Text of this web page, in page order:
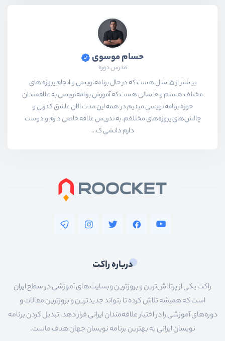
حسام موسوی
مدرس دوره
بیشتر از ۱۵ سال هست که در حال برنامه‌نویسی و انجام پروژه های
مختلف هستم و ۱۰ سالی هست که آموزش برنامه‌نویسی به علاقمندان
حوزه برنامه نویسی میدیم در همه این مدت الان عاشق کدزنی و
چالش‌های پروژه‌های مختلفم. به تدریس علاقه خاصی دارم و دوست
دارم دانشی ک...
درباره راکت
راکت یکی از پرتلاش‌ترین و بروزترین وبسایت های آموزشی در سطح ایران
است که همیشه تلاش کرده تا بتواند جدیدترین و بروزترین مقالات و
دوره‌های آموزشی را در اختیار علاقه‌مندان ایرانی قرار دهد. تبدیل کردن برنامه
نویسان ایرانی به بهترین برنامه نویسان جهان هدف ماست.